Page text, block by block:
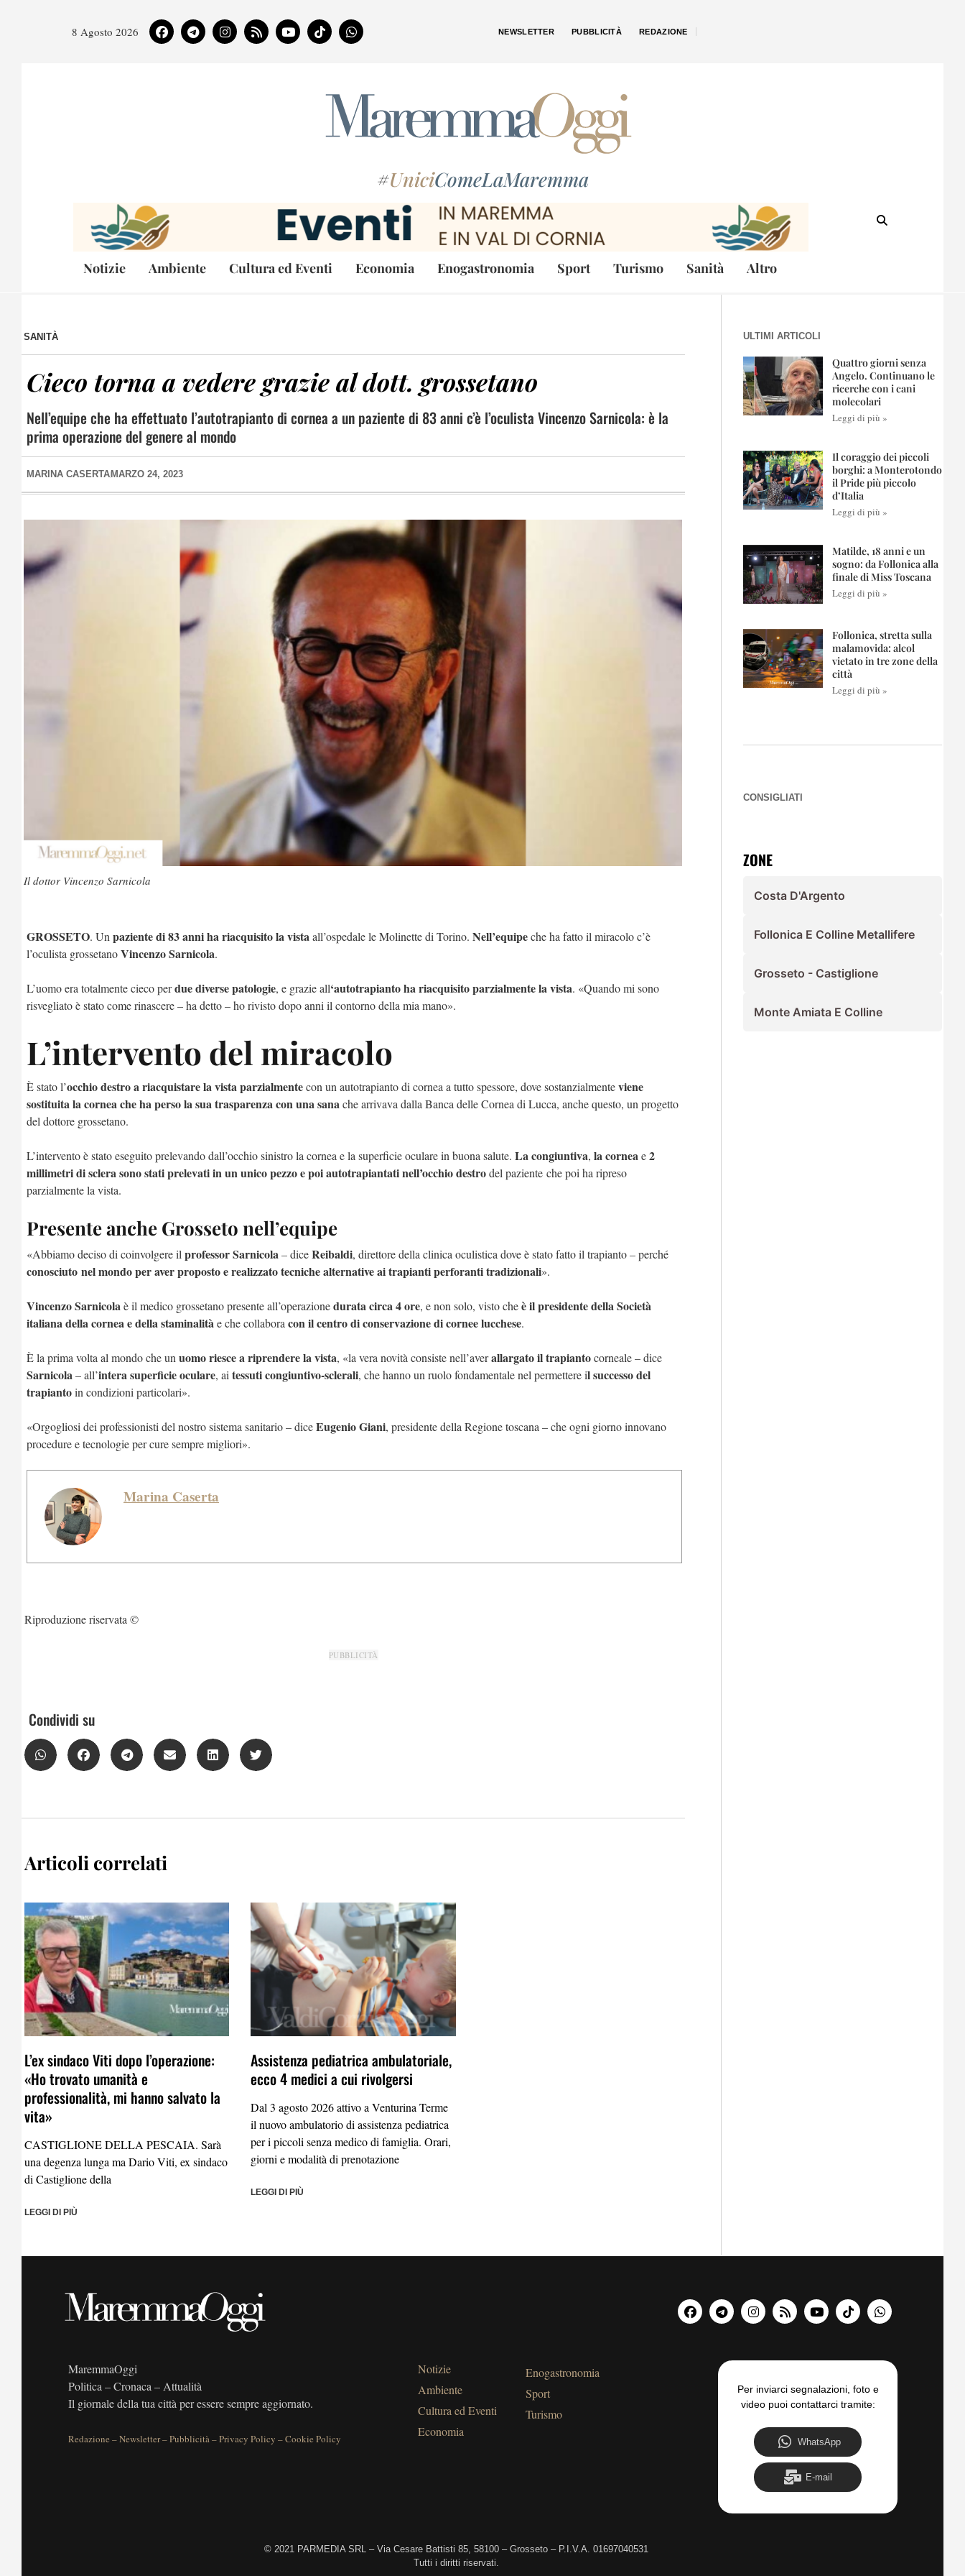
8 Agosto 2026 NEWSLETTER PUBBLICITÀ REDAZIONE
#UniciComeLaMaremma
Notizie Ambiente Cultura ed Eventi Economia Enogastronomia Sport Turismo Sanità Altro
SANITÀ
Cieco torna a vedere grazie al dott. grossetano
Nell’equipe che ha effettuato l’autotrapianto di cornea a un paziente di 83 anni c’è l’oculista Vincenzo Sarnicola: è la
prima operazione del genere al mondo
MARINA CASERTA MARZO 24, 2023
Il dottor Vincenzo Sarnicola
GROSSETO. Un paziente di 83 anni ha riacquisito la vistaall’ospedale le Molinette di Torino. Nell’equipeche ha fatto il miracolo c’è
l’oculista grossetanoVincenzo Sarnicola.
L’uomo era totalmente cieco perdue diverse patologie, e grazie all‘autotrapianto ha riacquisito parzialmente la vista. «Quando mi sono
risvegliato è stato come rinascere – ha detto – ho rivisto dopo anni il contorno della mia mano».
L’intervento del miracolo
È stato l’occhio destroa riacquistare la vista parzialmentecon un autotrapianto di cornea a tutto spessore, dove sostanzialmenteviene
sostituita la cornea che ha perso la sua trasparenza con una sanache arrivava dalla Banca delle Cornea di Lucca, anche questo, un progetto
del dottore grossetano.
L’intervento è stato eseguito prelevando dall’occhio sinistro la cornea e la superficie oculare in buona salute. La congiuntiva, la corneae2
millimetri di sclerasono stati prelevati in un unico pezzo e poi autotrapiantati nell’occhio destrodel paziente che poi ha ripreso
parzialmente la vista.
Presente anche Grosseto nell’equipe
«Abbiamo deciso di coinvolgere il professor Sarnicola– diceReibaldi, direttore della clinica oculistica dove è stato fatto il trapianto – perché
conosciuto nel mondo per aver proposto e realizzato tecniche alternative ai trapianti perforanti tradizionali».
Vincenzo Sarnicolaè il medico grossetano presente all’operazionedurata circa 4 ore, e non solo, visto cheè il presidente della Società
italiana della cornea e della staminalitàe che collabora con il centro di conservazione di cornee lucchese.
È la prima volta al mondo che un uomo riesce a riprendere la vista, «la vera novità consiste nell’averallargato il trapiantocorneale – dice
Sarnicola– all’intera superficie oculare, ai tessuti congiuntivo-sclerali, che hanno un ruolo fondamentale nel permettere il successo del
trapiantoin condizioni particolari».
«Orgogliosi dei professionisti del nostro sistema sanitario – diceEugenio Giani, presidente della Regione toscana – che ogni giorno innovano
procedure e tecnologie per cure sempre migliori».
Marina Caserta
Riproduzione riservata ©
PUBBLICITÀ
Condividi su
Articoli correlati
L’ex sindaco Viti dopo l’operazione:
«Ho trovato umanità e
professionalità, mi hanno salvato la
vita»
CASTIGLIONE DELLA PESCAIA. Sarà
una degenza lunga ma Dario Viti, ex sindaco
di Castiglione della
LEGGI DI PIÙ
Assistenza pediatrica ambulatoriale,
ecco 4 medici a cui rivolgersi
Dal 3 agosto 2026 attivo a Venturina Terme
il nuovo ambulatorio di assistenza pediatrica
per i piccoli senza medico di famiglia. Orari,
giorni e modalità di prenotazione
LEGGI DI PIÙ
ULTIMI ARTICOLI
Quattro giorni senza
Angelo. Continuano le
ricerche con i cani
molecolari
Leggi di più »
Il coraggio dei piccoli
borghi: a Monterotondo
il Pride più piccolo
d’Italia
Leggi di più »
Matilde, 18 anni e un
sogno: da Follonica alla
finale di Miss Toscana
Leggi di più »
Follonica, stretta sulla
malamovida: alcol
vietato in tre zone della
città
Leggi di più »
CONSIGLIATI
ZONE
Costa D'Argento
Follonica E Colline Metallifere
Grosseto - Castiglione
Monte Amiata E Colline
MaremmaOggi
Politica – Cronaca – Attualità
Il giornale della tua città per essere sempre aggiornato.
Redazione –Newsletter–Pubblicità–Privacy Policy –Cookie Policy
Notizie
Ambiente
Cultura ed Eventi
Economia
Enogastronomia
Sport
Turismo
Per inviarci segnalazioni, foto e
video puoi contattarci tramite:
WhatsApp
E-mail
© 2021 PARMEDIA SRL – Via Cesare Battisti 85, 58100 – Grosseto – P.I.V.A. 01697040531
Tutti i diritti riservati.